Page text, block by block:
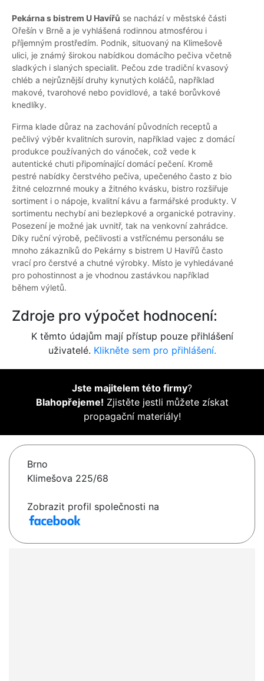
Pekárna s bistrem U Havířů se nachází v městské části
Ořešín v Brně a je vyhlášená rodinnou atmosférou i
příjemným prostředím. Podnik, situovaný na Klimešově
ulici, je známý širokou nabídkou domácího pečiva včetně
sladkých i slaných specialit. Pečou zde tradiční kvasový
chléb a nejrůznější druhy kynutých koláčů, například
makové, tvarohové nebo povidlové, a také borůvkové
knedlíky.
Firma klade důraz na zachování původních receptů a
pečlivý výběr kvalitních surovin, například vajec z domácí
produkce používaných do vánoček, což vede k
autentické chuti připomínající domácí pečení. Kromě
pestré nabídky čerstvého pečiva, upečeného často z bio
žitné celozrnné mouky a žitného kvásku, bistro rozšiřuje
sortiment i o nápoje, kvalitní kávu a farmářské produkty. V
sortimentu nechybí ani bezlepkové a organické potraviny.
Posezení je možné jak uvnitř, tak na venkovní zahrádce.
Díky ruční výrobě, pečlivosti a vstřícnému personálu se
mnoho zákazníků do Pekárny s bistrem U Havířů často
vrací pro čerstvé a chutné výrobky. Místo je vyhledávané
pro pohostinnost a je vhodnou zastávkou například
během výletů.
Zdroje pro výpočet hodnocení:
K těmto údajům mají přístup pouze přihlášení
uživatelé. Klikněte sem pro přihlášení.
Jste majitelem této firmy?
Blahopřejeme! Zjistěte jestli můžete získat
propagační materiály!
Brno
Klimešova 225/68
Zobrazit profil společnosti na